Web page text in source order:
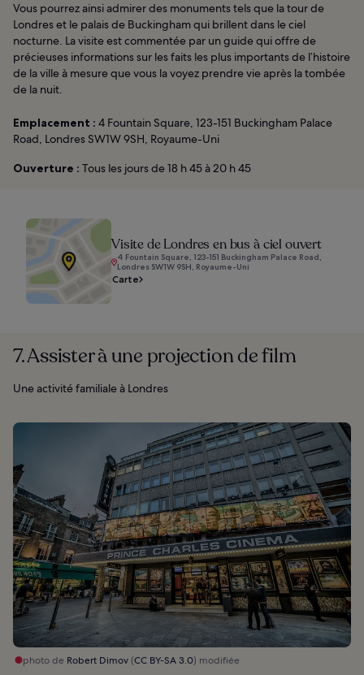
Vous pourrez ainsi admirer des monuments tels que la tour de
Londres et le palais de Buckingham qui brillent dans le ciel
nocturne. La visite est commentée par un guide qui offre de
précieuses informations sur les faits les plus importants de l’histoire
de la ville à mesure que vous la voyez prendre vie après la tombée
de la nuit.
Emplacement : 4 Fountain Square, 123-151 Buckingham Palace
Road, Londres SW1W 9SH, Royaume-Uni
Ouverture : Tous les jours de 18 h 45 à 20 h 45
Visite de Londres en bus à ciel ouvert
4 Fountain Square, 123-151 Buckingham Palace Road,
Londres SW1W 9SH, Royaume-Uni
Carte
7. Assister à une projection de film
Une activité familiale à Londres
photo de Robert Dimov(CC BY-SA 3.0) modifiée